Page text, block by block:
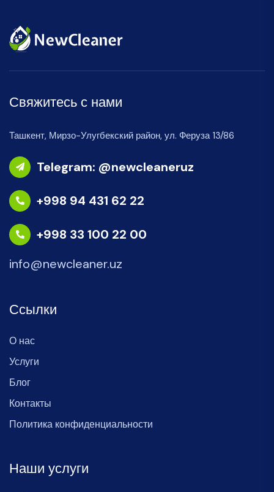
Свяжитесь с нами
Ташкент, Мирзо-Улугбекский район, ул. Феруза 13/86
Telegram: @newcleaneruz
+998 94 431 62 22
+998 33 100 22 00
info@newcleaner.uz
Ссылки
О нас
Услуги
Блог
Контакты
Политика конфиденциальности
Наши услуги